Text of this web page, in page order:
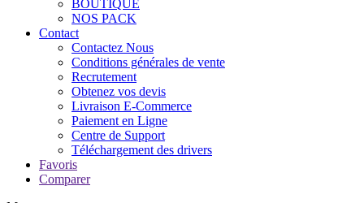
BOUTIQUE
NOS PACK
Contact
Contactez Nous
Conditions générales de vente
Recrutement
Obtenez vos devis
Livraison E-Commerce
Paiement en Ligne
Centre de Support
Téléchargement des drivers
Favoris
Comparer